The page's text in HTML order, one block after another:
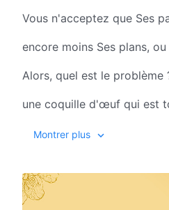
Vous n'acceptez que Ses
encore moins Ses plans,
Alors, quel est le
une coquille d'œuf qui est
car votre foi ne vous a
Vous croyez au Dieu du
Montrer plus